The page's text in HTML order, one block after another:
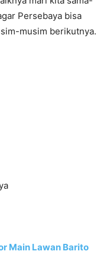
Persebaya bisa
musim berikutnya.
Main Lawan Barito